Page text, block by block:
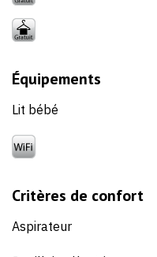
Équipements
Lit bébé
Critères de confort
Aspirateur